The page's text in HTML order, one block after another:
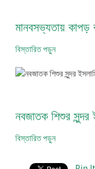
মানবসভ্যতায় কাপড়
বিস্তারিত পড়ুন
নবজাতক শিশুর সুন্দর
বিস্তারিত পড়ুন